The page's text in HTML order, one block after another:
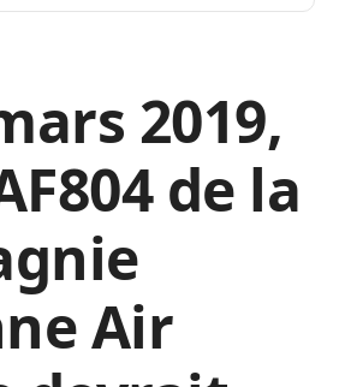
2019,
de la
Air